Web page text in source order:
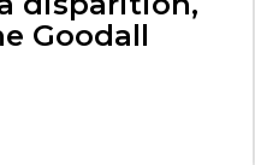
Goodall